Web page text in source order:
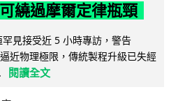
繞過摩爾定律瓶頸
見接受近 5 小時專訪，警告
近物理極限，傳統製程升級已失經
閱讀全文